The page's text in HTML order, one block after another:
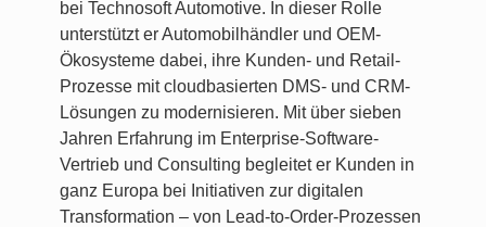
bei Technosoft Automotive. In dieser Rolle
unterstützt er Automobilhändler und OEM-
Ökosysteme dabei, ihre Kunden- und Retail-
Prozesse mit cloudbasierten DMS- und CRM-
Lösungen zu modernisieren. Mit über sieben
Jahren Erfahrung im Enterprise-Software-
Vertrieb und Consulting begleitet er Kunden in
ganz Europa bei Initiativen zur digitalen
Transformation – von Lead-to-Order-Prozessen